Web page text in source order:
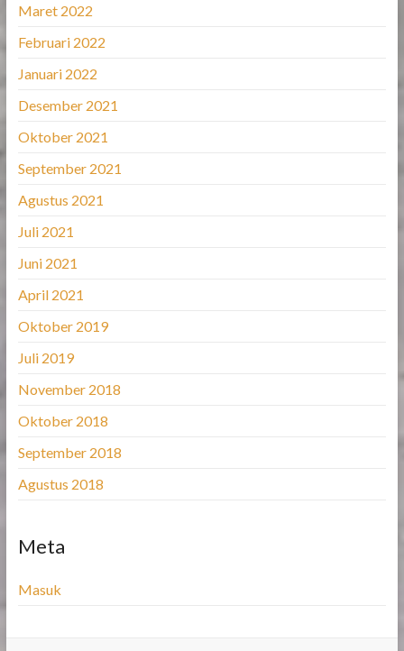
Maret 2022
Februari 2022
Januari 2022
Desember 2021
Oktober 2021
September 2021
Agustus 2021
Juli 2021
Juni 2021
April 2021
Oktober 2019
Juli 2019
November 2018
Oktober 2018
September 2018
Agustus 2018
Meta
Masuk